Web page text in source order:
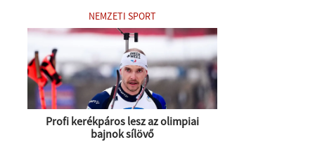
NEMZETI SPORT
Profi kerékpáros lesz az olimpiai
bajnok sílövő